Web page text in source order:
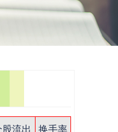
流出
换手率